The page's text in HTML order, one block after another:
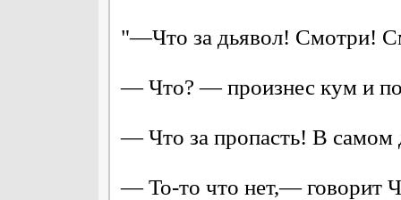
"—Что за дьявол! Смотри!
— Что? — произнес кум и
— Что за пропасть! В самом
— То-то что нет,— говорит